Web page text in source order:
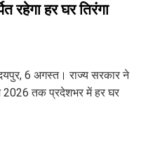
रहेगा हर घर तिरंगा
6 अगस्त। राज्य सरकार ने
2026 तक प्रदेशभर में हर घर